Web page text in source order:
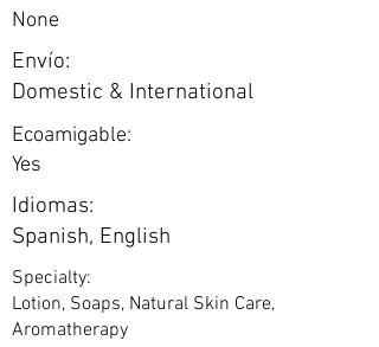
None
Envío:
Domestic & International
Ecoamigable:
Yes
Idiomas:
Spanish, English
Specialty:
Lotion, Soaps, Natural Skin Care,
Aromatherapy